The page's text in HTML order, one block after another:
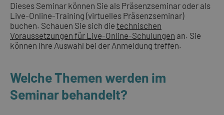
Dieses Seminar können Sie als Präsenzseminar oder als
Live-Online-Training (virtuelles Präsenzseminar)
buchen. Schauen Sie sich die technischen
Voraussetzungen für Live-Online-Schulungen an. Sie
können Ihre Auswahl bei der Anmeldung treffen.
Welche Themen werden im
Seminar behandelt?